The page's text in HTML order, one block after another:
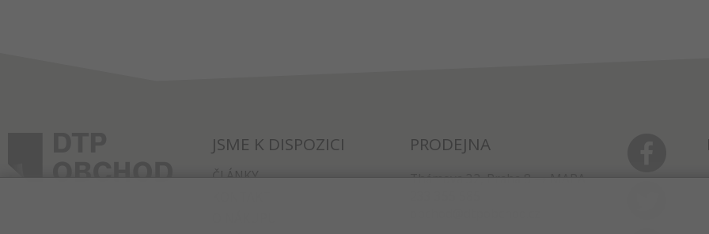
JSME K DISPOZICI
ČLÁNKY
PRODEJNA
Thámova 32, Praha 8
MAPA